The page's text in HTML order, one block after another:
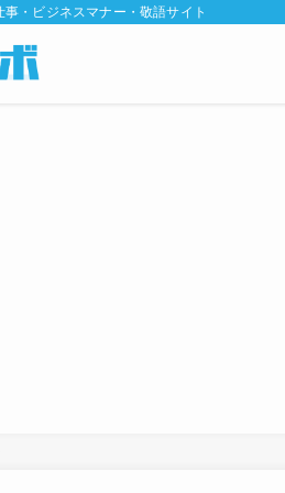
・ビジネスマナー・敬語サイト